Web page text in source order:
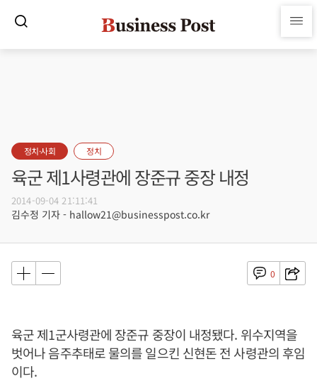
정치·사회 정치
육군 제1사령관에 장준규 중장 내정
2014-09-04 21:11:41
김수정 기자 - hallow21@businesspost.co.kr
0
육군 제1군사령관에 장준규 중장이 내정됐다. 위수지역을
벗어나 음주추태로 물의를 일으킨 신현돈 전 사령관의 후임
이다.